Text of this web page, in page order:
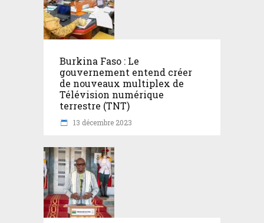
Burkina Faso : Le
gouvernement entend créer
de nouveaux multiplex de
Télévision numérique
terrestre (TNT)
13 décembre 2023